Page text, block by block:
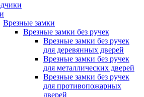
Врезные замки
Врезные замки без ручек
Врезные замки без ручек
для деревянных дверей
Врезные замки без ручек
для металлических дверей
Врезные замки без ручек
для противопожарных
дверей